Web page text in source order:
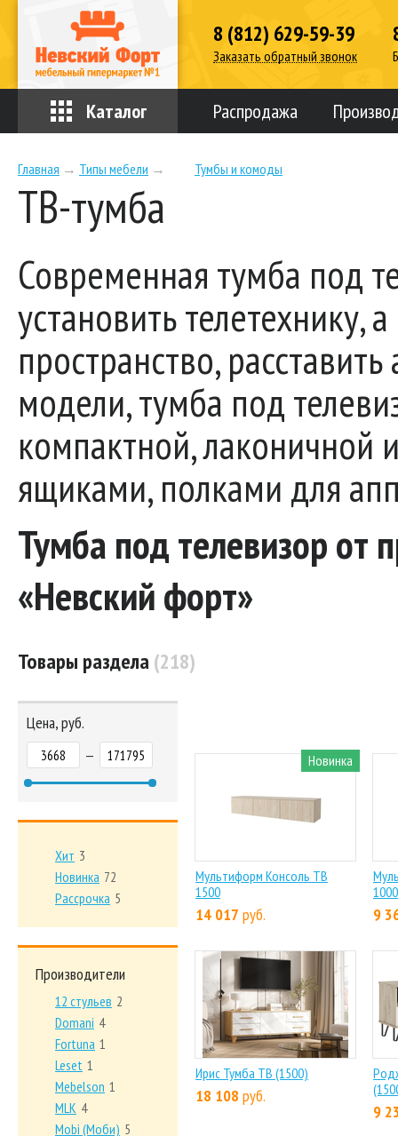
8 (812) 629-59-39
Заказать обратный звонок
Каталог Распродажа
Главная → Типы мебели → Тумбы и комоды
ТВ-тумба
Современная тумба под
установить телетехнику,
пространство,
модели, тумба под
компактной,
ящиками, полками для
Тумба под телевизор от
«Невский форт»
Товары раздела(218)
Новинка
Мультиформ Консоль ТВ
1500
14 017 руб.
1000
9
Ирис Тумба ТВ (1500)
18 108 руб.
9
Цена, руб.
—
Хит 3
Новинка 72
Рассрочка 5
Производители
12 стульев 2
Domani 4
Fortuna 1
Leset 1
Mebelson 1
MLK 4
Mobi (Моби) 5